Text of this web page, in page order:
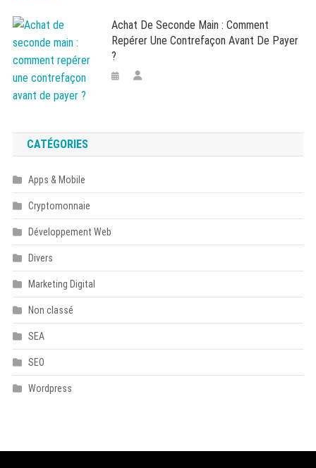
Achat De Seconde Main : Comment
Repérer Une Contrefaçon Avant De Payer
?
CATÉGORIES
Apps & Mobile
Cryptomonnaie
Développement Web
Divers
Marketing Digital
Non classé
SEA
SEO
Wordpress